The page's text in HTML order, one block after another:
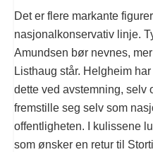
Det er flere markante
nasjonalkonservativ linje.
Amundsen bør nevnes,
Listhaug står. Helgheim
dette ved avstemning, selv
fremstille seg selv som
offentligheten. I kulissene
som ønsker en retur til